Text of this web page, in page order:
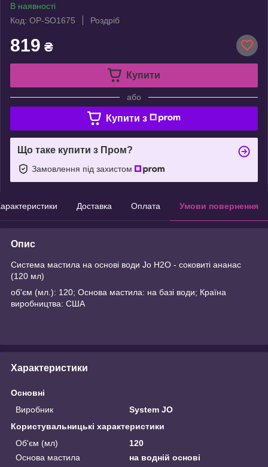
В наявності
Код: OP-SO1675
Роздріб
819 ₴
Купити
або
Купити з
Що таке купити з Пром?
Замовлення під захистом
Доставка Оплата Умови повернення
Опис
Система мастила на основі води Jo H2O - соковиті ананас
(120 мл)
об'єм (мл.): 120; Основа мастила: на базі води; Країна
виробництва: США
Характеристики
Основні
Виробник
System JO
Користувальницькі характеристики
Об'єм (мл)
120
Основа мастила
на водній основі